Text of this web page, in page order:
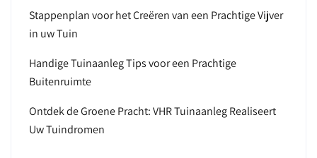
Stappenplan voor het Creëren van een Prachtige Vijver
in uw Tuin
Handige Tuinaanleg Tips voor een Prachtige
Buitenruimte
Ontdek de Groene Pracht: VHR Tuinaanleg Realiseert
Uw Tuindromen